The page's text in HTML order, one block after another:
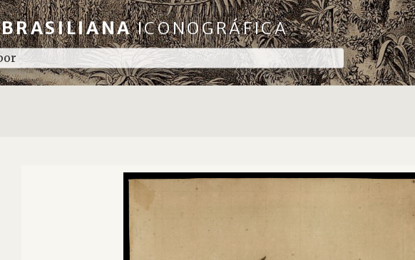
BRASILIANAICONOGRÁFICA